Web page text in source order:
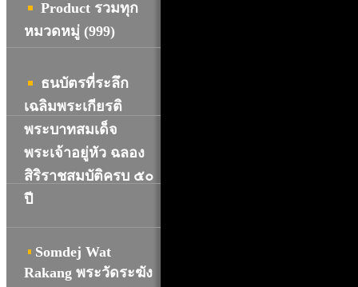
Product รวมทุก
หมวดหมู่ (999)
ธนบัตรที่ระลึก
เฉลิมพระเกียรติ
พระบาทสมเด็จ
พระเจ้าอยู่หัว ฉลอง
สิริราชสมบัติครบ ๕๐
ปี
Somdej Wat
Rakang พระวัดระฆัง